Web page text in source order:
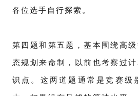
各位选手自行探索。
第四题和第五题，基本围绕高
态规划来命制，以前也考察过
识点。这两道题通常是竞赛级